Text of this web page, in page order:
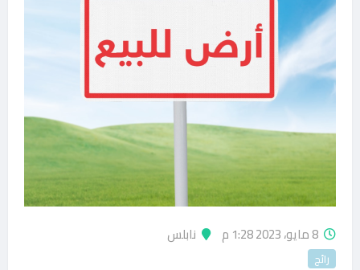
8 مايو، 2023 1:28 م نابلس
رائج